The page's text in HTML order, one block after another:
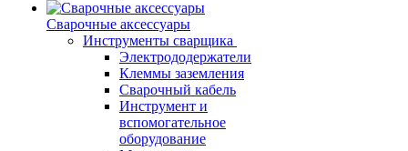
Сварочные аксессуары
Инструменты сварщика
Электрододержатели
Клеммы заземления
Сварочный кабель
Инструмент и
вспомогательное
оборудование